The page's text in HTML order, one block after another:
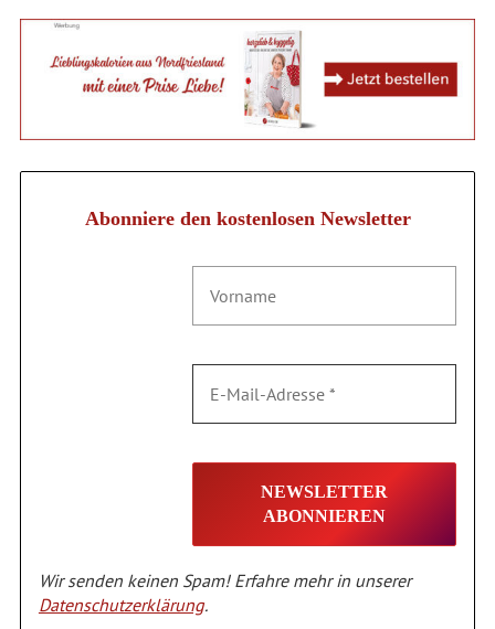
Abonniere den kostenlosen Newsletter
Wir senden keinen Spam! Erfahre mehr in unserer
Datenschutzerklärung.